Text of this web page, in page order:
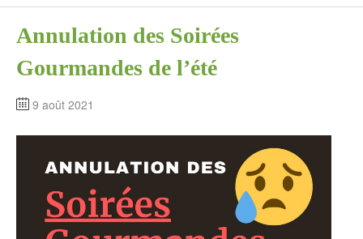
Annulation des Soirées
Gourmandes de l’été
9 août 2021